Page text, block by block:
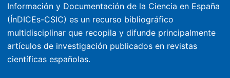
Información y Documentación de la Ciencia en España
(ÍnDICEs-CSIC) es un recurso bibliográfico
multidisciplinar que recopila y difunde principalmente
artículos de investigación publicados en revistas
científicas españolas.